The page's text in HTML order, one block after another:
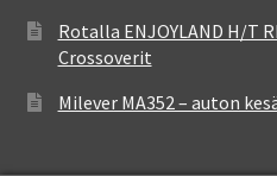
Rotalla ENJOYLAND H/T
Crossoverit
Milever MA352 – auton